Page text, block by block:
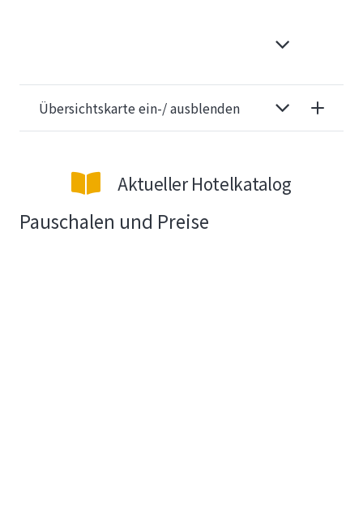
Übersichtskarte ein-/ ausblenden
Aktueller Hotelkatalog
Pauschalen und Preise